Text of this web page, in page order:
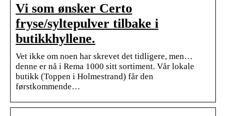
Vi som ønsker Certo
fryse/syltepulver tilbake i
butikkhyllene.
Vet ikke om noen har skrevet det tidligere, men…
denne er nå i Rema 1000 sitt sortiment. Vår lokale
butikk (Toppen i Holmestrand) får den
førstkommende…